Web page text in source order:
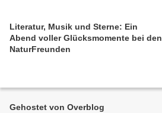
Literatur, Musik und Sterne: Ein
Abend voller Glücksmomente bei den
NaturFreunden
Gehostet von Overblog